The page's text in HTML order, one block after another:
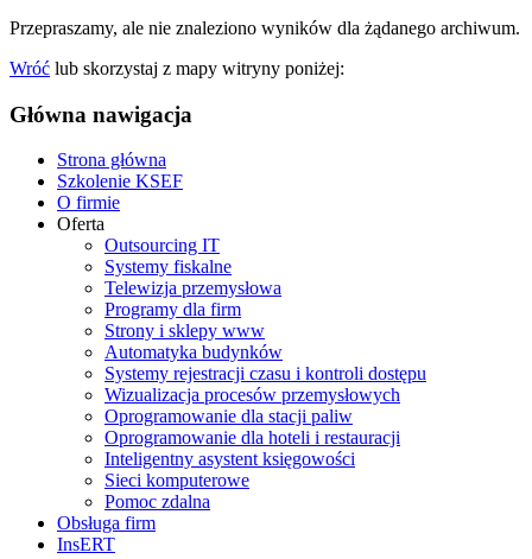
Przepraszamy, ale nie znaleziono wyników dla żądanego archiwum.
Wróć lub skorzystaj z mapy witryny poniżej:
Główna nawigacja
Strona główna
Szkolenie KSEF
O firmie
Oferta
Outsourcing IT
Systemy fiskalne
Telewizja przemysłowa
Programy dla firm
Strony i sklepy www
Automatyka budynków
Systemy rejestracji czasu i kontroli dostępu
Wizualizacja procesów przemysłowych
Oprogramowanie dla stacji paliw
Oprogramowanie dla hoteli i restauracji
Inteligentny asystent księgowości
Sieci komputerowe
Pomoc zdalna
Obsługa firm
InsERT